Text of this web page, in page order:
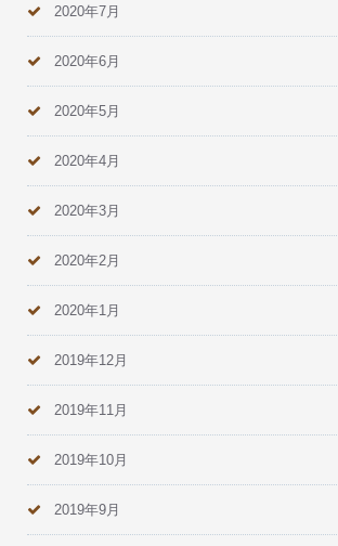
2020年7月
2020年6月
2020年5月
2020年4月
2020年3月
2020年2月
2020年1月
2019年12月
2019年11月
2019年10月
2019年9月